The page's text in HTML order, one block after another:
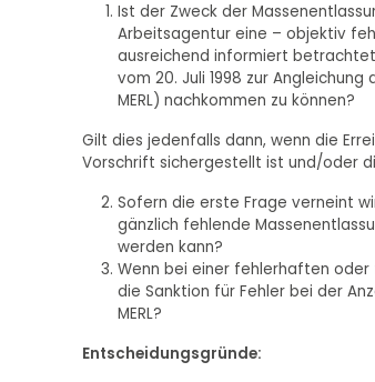
Ist der Zweck der
Arbeitsagentur eine – objektiv
ausreichend informiert
vom 20. Juli 1998 zur
MERL) nachkommen zu können?
Gilt dies jedenfalls dann, wenn die
Vorschrift sichergestellt ist und/oder
Sofern die erste Frage verneint
gänzlich fehlende
werden kann?
Wenn bei einer fehlerhaften oder
die Sanktion für Fehler bei der
MERL?
Entscheidungsgründe: